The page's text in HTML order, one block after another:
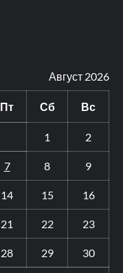
Август 2026
Пт Сб Вс
1 2
7 8 9
14 15 16
21 22 23
28 29 30